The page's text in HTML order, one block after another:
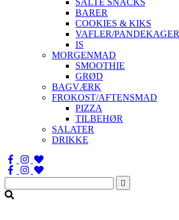
SALTE SNACKS
BARER
COOKIES & KIKS
VAFLER/PANDEKAGER
IS
MORGENMAD
SMOOTHIE
GRØD
BAGVÆRK
FROKOST/AFTENSMAD
PIZZA
TILBEHØR
SALATER
DRIKKE
Søg
efter: